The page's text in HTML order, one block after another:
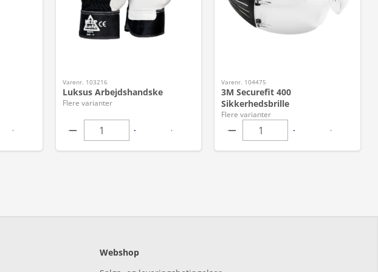
Varenr. 103216
Luksus Arbejdshandske
Flere varianter
Varenr. 104475
3M Securefit 400
Sikkerhedsbrille
Flere varianter
Webshop